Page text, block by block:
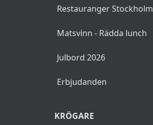
Restauranger Stockholm
Matsvinn - Rädda lunch
Julbord 2026
Erbjudanden
KRÖGARE